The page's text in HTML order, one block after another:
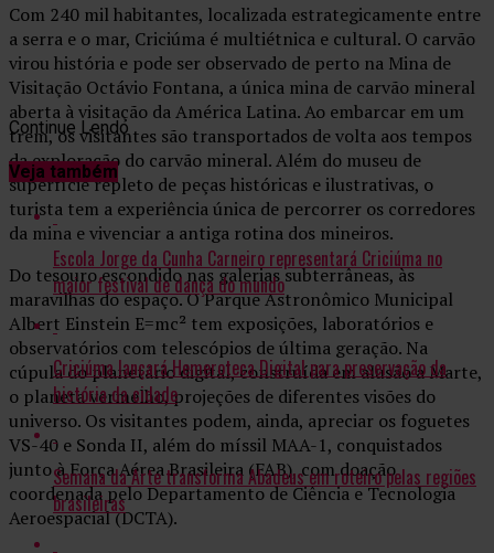
Com 240 mil habitantes, localizada estrategicamente entre
a serra e o mar, Criciúma é multiétnica e cultural. O carvão
virou história e pode ser observado de perto na Mina de
Visitação Octávio Fontana, a única mina de carvão mineral
aberta à visitação da América Latina. Ao embarcar em um
trem, os visitantes são transportados de volta aos tempos
da exploração do carvão mineral. Além do museu de
superfície repleto de peças históricas e ilustrativas, o
turista tem a experiência única de percorrer os corredores
da mina e vivenciar a antiga rotina dos mineiros.
Do tesouro escondido nas galerias subterrâneas, às
maravilhas do espaço. O Parque Astronômico Municipal
Albert Einstein E=mc² tem exposições, laboratórios e
observatórios com telescópios de última geração. Na
cúpula do planetário digital, construída em alusão a Marte,
o planeta vermelho, projeções de diferentes visões do
universo. Os visitantes podem, ainda, apreciar os foguetes
VS-40 e Sonda II, além do míssil MAA-1, conquistados
junto à Força Aérea Brasileira (FAB), com doação
coordenada pelo Departamento de Ciência e Tecnologia
Aeroespacial (DCTA).
Continue Lendo
Veja também
Escola Jorge da Cunha Carneiro representará Criciúma no
maior festival de dança do mundo
Criciúma lançará Hemeroteca Digital para preservação da
história da cidade
Semana da Arte transforma Abadeus em roteiro pelas regiões
brasileiras